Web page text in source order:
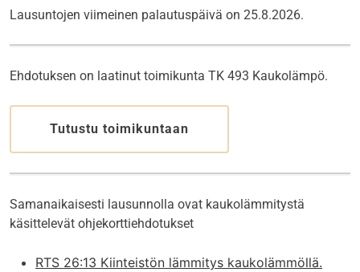
Lausuntojen viimeinen palautuspäivä on 25.8.2026.
Ehdotuksen on laatinut toimikunta TK 493 Kaukolämpö.
Tutustu toimikuntaan
Samanaikaisesti lausunnolla ovat kaukolämmitystä
käsittelevät ohjekorttiehdotukset
RTS 26:13 Kiinteistön lämmitys kaukolämmöllä.